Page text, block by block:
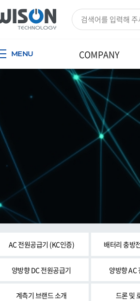
MENU COMPANY
AC 전원공급기 (KC인증) 배터리 충방
양방향 DC 전원공급기 양방향 AC
계측기 브랜드 소개 드론 및